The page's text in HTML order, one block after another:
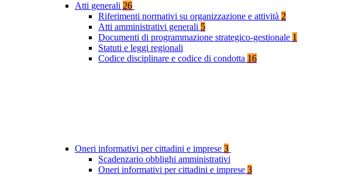
Atti generali 26
Riferimenti normativi su organizzazione e attività 2
Atti amministrativi generali 5
Documenti di programmazione strategico-gestionale 1
Statuti e leggi regionali
Codice disciplinare e codice di condotta 16
Oneri informativi per cittadini e imprese 3
Scadenzario obblighi amministrativi
Oneri informativi per cittadini e imprese 3